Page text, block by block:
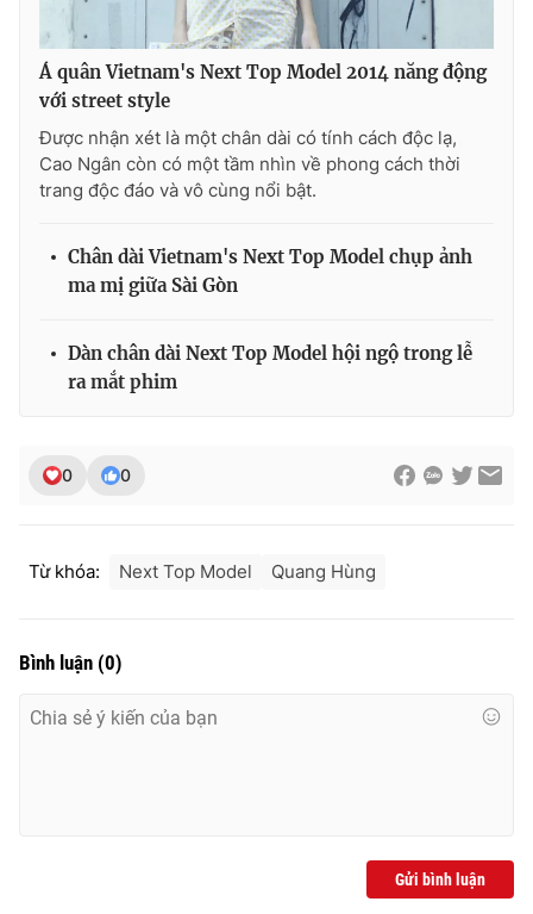
Ðiện thoại Thời báo VTV:024.66 897 897
Email:toasoan@vtv.vn
Liên hệ quảng cáo:024-7300.7108
thông tin từ website này.
Á quân Vietnam's Next Top Model 2014 năng động
với street style
Được nhận xét là một chân dài có tính cách độc lạ,
Cao Ngân còn có một tầm nhìn về phong cách thời
trang độc đáo và vô cùng nổi bật.
Chân dài Vietnam's Next Top Model chụp ảnh
ma mị giữa Sài Gòn
Dàn chân dài Next Top Model hội ngộ trong lễ
ra mắt phim
0 0
Từ khóa: Next Top Model Quang Hùng
Bình luận (0)
Gửi bình luận